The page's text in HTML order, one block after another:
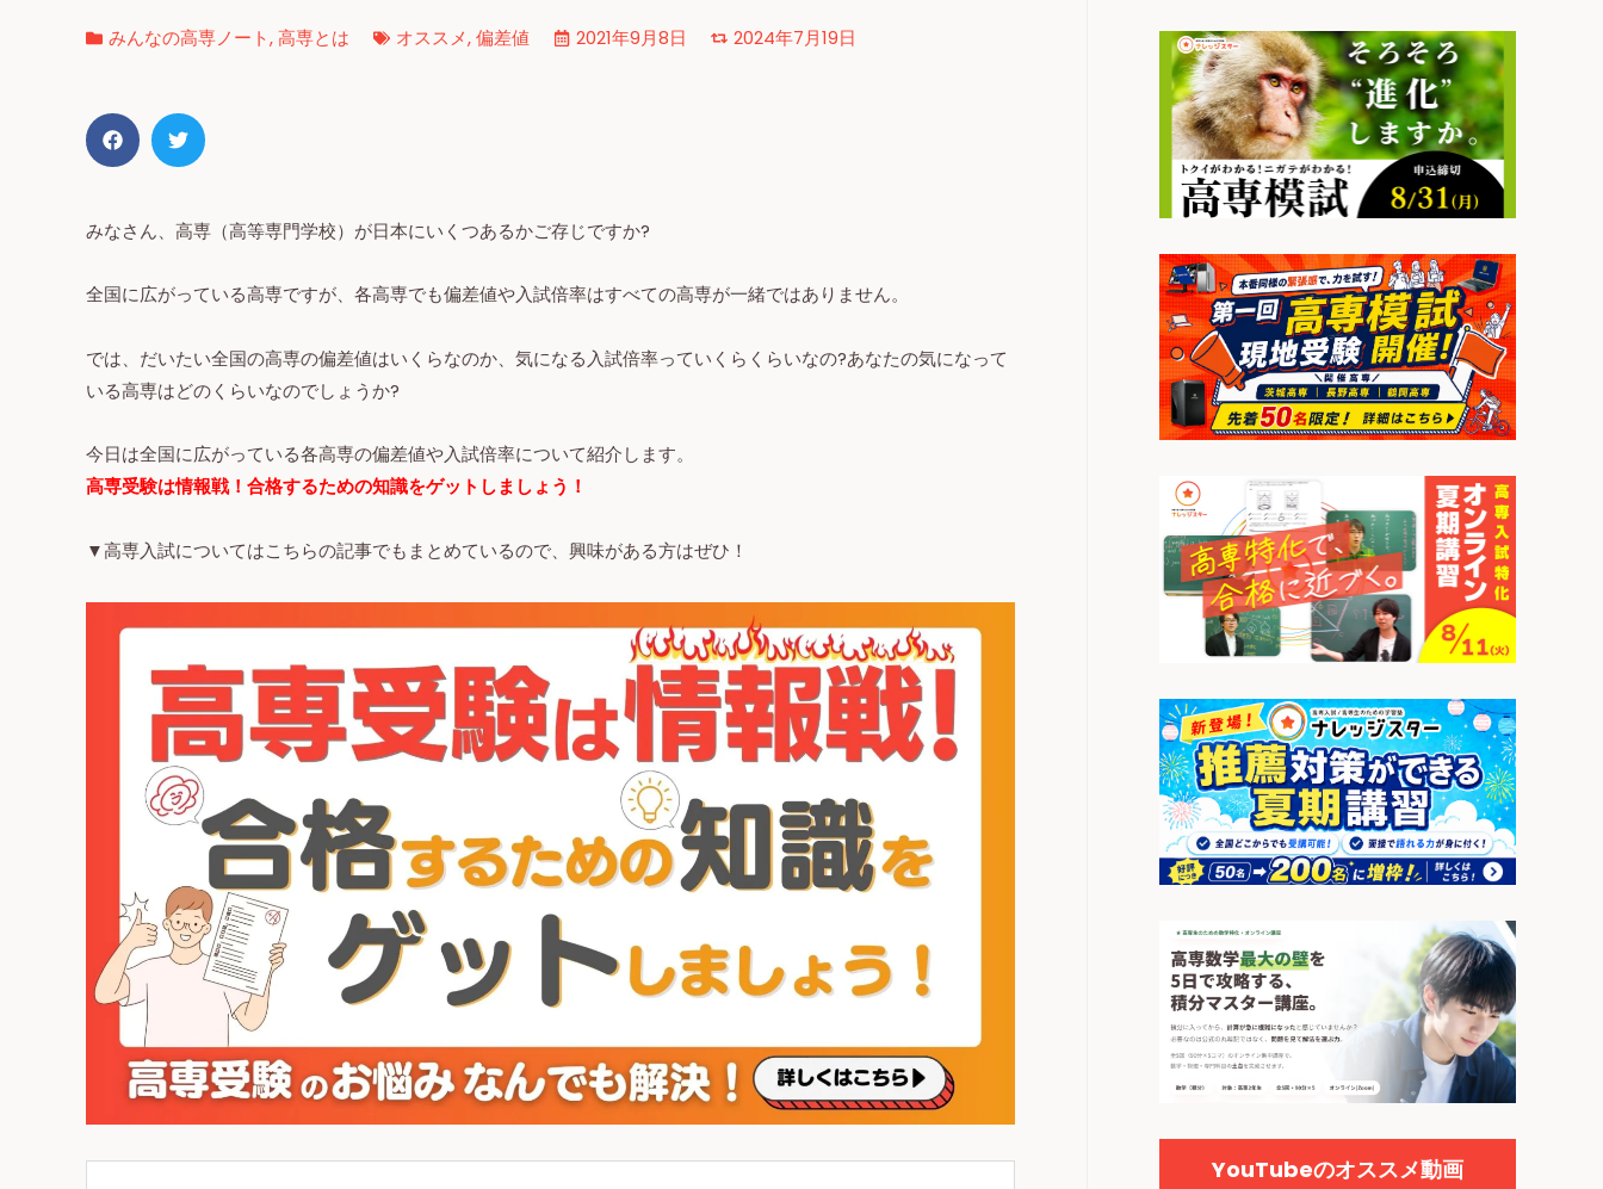
みんなの高専ノート,高専とは オススメ,偏差値 2021年9月8日 2024年7月19日
みなさん、高専（高等専門学校）が日本にいくつあるかご存じですか?
全国に広がっている高専ですが、各高専でも偏差値や入試倍率はすべての高専が一緒ではありません。
では、だいたい全国の高専の偏差値はいくらなのか、気になる入試倍率っていくらくらいなの?あなたの気になって
いる高専はどのくらいなのでしょうか?
今日は全国に広がっている各高専の偏差値や入試倍率について紹介します。
高専受験は情報戦！合格するための知識をゲットしましょう！
▼高専入試についてはこちらの記事でもまとめているので、興味がある方はぜひ！
YouTubeのオススメ動画